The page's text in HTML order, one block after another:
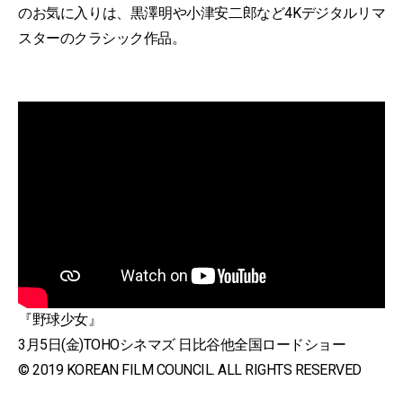
のお気に入りは、黒澤明や小津安二郎など4Kデジタルリマ
スターのクラシック作品。
『野球少女』
3月5日(金)TOHOシネマズ 日比谷他全国ロードショー
© 2019 KOREAN FILM COUNCIL. ALL RIGHTS RESERVED